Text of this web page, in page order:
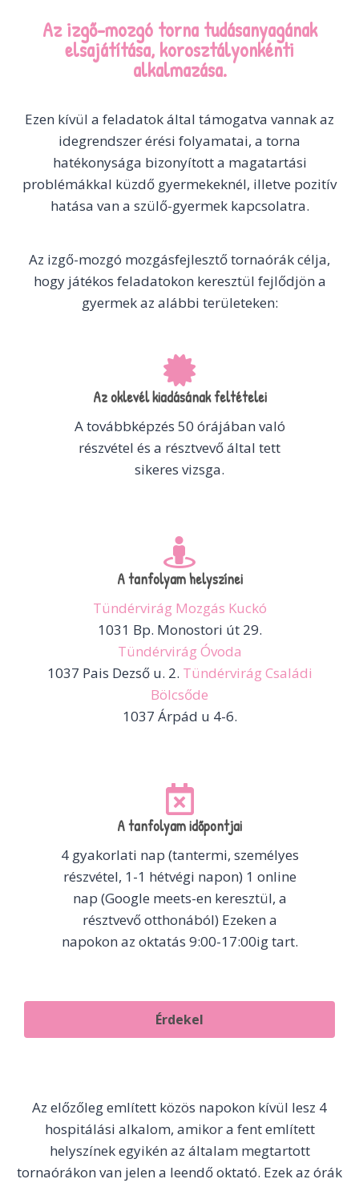
Az izgő-mozgó torna tudásanyagának
elsajátítása, korosztályonkénti
alkalmazása.
Ezen kívül a feladatok által támogatva vannak az
idegrendszer érési folyamatai, a torna
hatékonysága bizonyított a magatartási
problémákkal küzdő gyermekeknél, illetve pozitív
hatása van a szülő-gyermek kapcsolatra.
Az izgő-mozgó mozgásfejlesztő tornaórák célja,
hogy játékos feladatokon keresztül fejlődjön a
gyermek az alábbi területeken:
Az oklevél kiadásának feltételei
A továbbképzés 50 órájában való
részvétel és a résztvevő által tett
sikeres vizsga.
A tanfolyam helyszínei
Tündérvirág Mozgás Kuckó
1031 Bp. Monostori út 29.
Tündérvirág Óvoda
1037 Pais Dezső u. 2. Tündérvirág Családi
Bölcsőde
1037 Árpád u 4-6.
A tanfolyam időpontjai
4 gyakorlati nap (tantermi, személyes
részvétel, 1-1 hétvégi napon) 1 online
nap (Google meets-en keresztül, a
résztvevő otthonából) Ezeken a
napokon az oktatás 9:00-17:00ig tart.
Érdekel
Az előzőleg említett közös napokon kívül lesz 4
hospitálási alkalom, amikor a fent említett
helyszínek egyikén az általam megtartott
tornaórákon van jelen a leendő oktató. Ezek az órák